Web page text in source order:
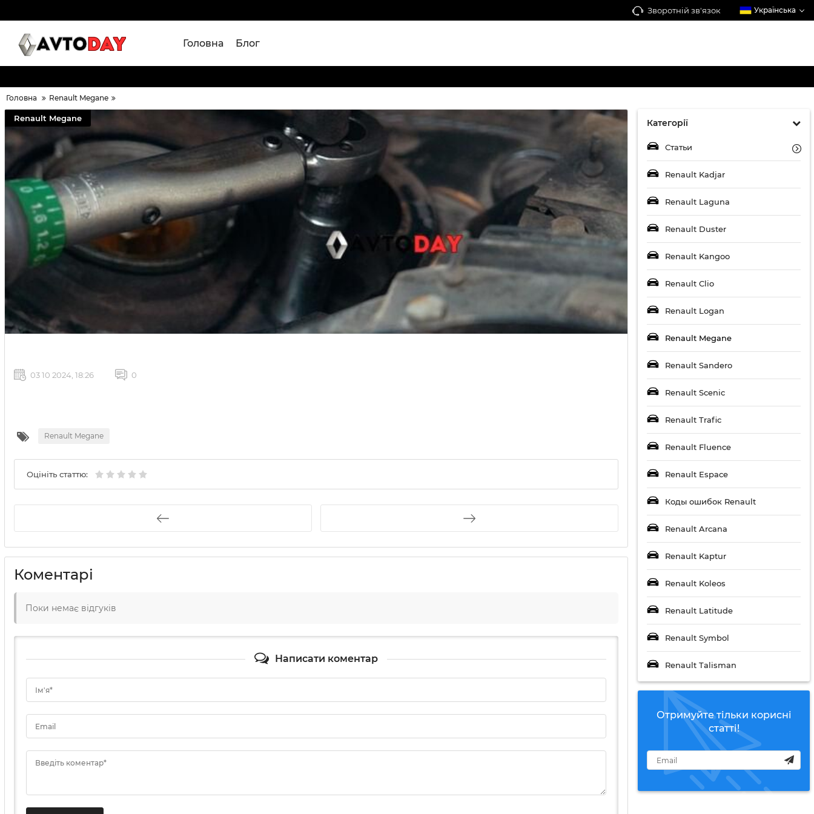
Зворотній зв'язок Українська
Головна Блог
Головна Renault Megane
Категорії
Статьи
Renault Kadjar
Renault Laguna
Renault Duster
Renault Kangoo
Renault Clio
Renault Logan
Renault Megane
Renault Sandero
Renault Scenic
Renault Trafic
Renault Fluence
Renault Espace
Коды ошибок Renault
Renault Arcana
Renault Kaptur
Renault Koleos
Renault Latitude
Renault Symbol
Renault Talisman
Отримуйте тільки корисні
статті!
Renault Megane
03 10 2024, 18:26 0
Renault Megane
Оцініть статтю:
Коментарі
Поки немає відгуків
Написати коментар
Ім'я*
Email
Введіть коментар*